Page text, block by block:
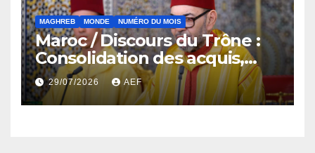
MAGHREB MONDE NUMÉRO DU MOIS
Maroc / Discours du Trône :
Consolidation des acquis,
résilience économique et
affirmation d’une
souveraineté stratégique
29/07/2026 AEF